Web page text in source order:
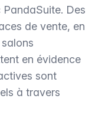
Des
de vente, en
en évidence
sont
à travers